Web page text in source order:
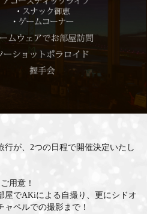
行が、2つの日程で開催決定いたし
用意！
屋でAKiによる自撮り、更にシドオ
ペルでの撮影まで！